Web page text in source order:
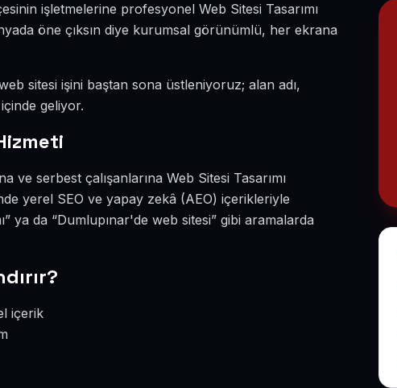
işletmelerine profesyonel Web Sitesi Tasarımı
öne çıksın diye kurumsal görünümlü, her ekrana
sitesi işini baştan sona üstleniyoruz; alan adı,
geliyor.
ve serbest çalışanlarına Web Sitesi Tasarımı
yerel SEO ve yapay zekâ (AEO) içerikleriyle
ya da “Dumlupınar'de web sitesi” gibi aramalarda
içerik